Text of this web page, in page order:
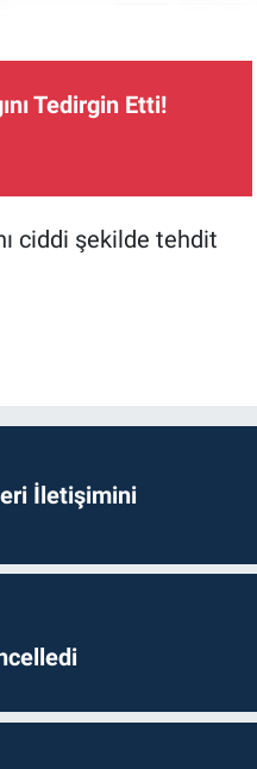
Tedirgin Etti!
ciddi şekilde tehdit
İletişimini